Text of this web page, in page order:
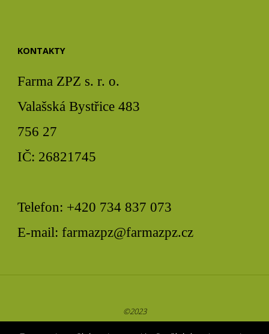
KONTAKTY
Farma ZPZ s. r. o.
Valašská Bystřice 483
756 27
IČ: 26821745
Telefon: +420 734 837 073
E-mail: farmazpz@farmazpz.cz
©2023